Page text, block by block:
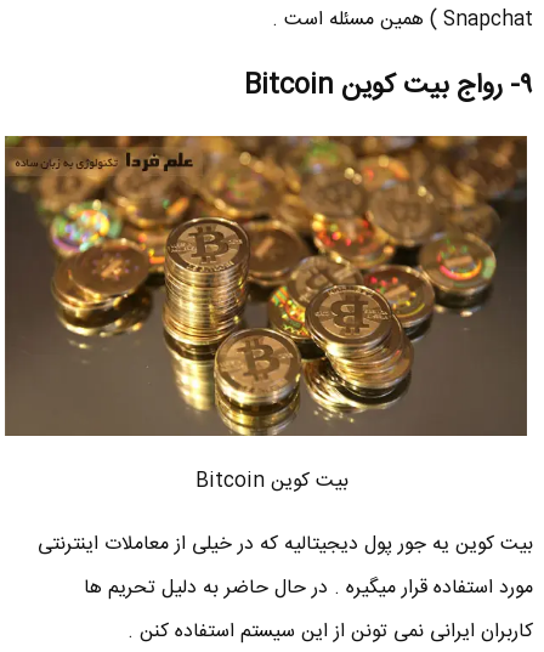
Snapchat ) همین مسئله است .
۹- رواج بیت کوین Bitcoin
بیت کوین Bitcoin
بیت کوین یه جور پول دیجیتالیه که در خیلی از معاملات اینترنتی
مورد استفاده قرار میگیره . در حال حاضر به دلیل تحریم ها
کاربران ایرانی نمی تونن از این سیستم استفاده کنن .